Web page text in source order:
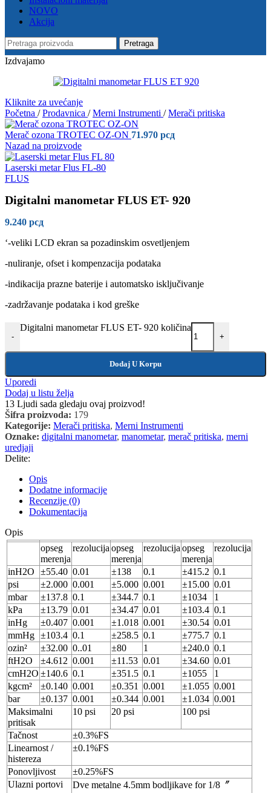
NOVO
Akcija
Pretraga
Izdvajamo
Kliknite za uvećanje
Početna / Prodavnica / Merni Instrumenti / Merači pritiska
Merač ozona TROTEC OZ-ON 71.970 рсд
Nazad na proizvode
Laserski metar Flus FL-80
FLUS
Digitalni manometar FLUS ET- 920
9.240 рсд
‘-veliki LCD ekran sa pozadinskim osvetljenjem
-nuliranje, ofset i kompenzacija podataka
-indikacija prazne baterije i automatsko isključivanje
-zadržavanje podataka i kod greške
-
Digitalni manometar FLUS ET- 920 količina
+
Dodaj U Korpu
Uporedi
Dodaj u listu želja
13 Ljudi sada gledaju ovaj proizvod!
Šifra proizvoda: 179
Kategorije: Merači pritiska, Merni Instrumenti
Oznake: digitalni manometar, manometar, merač pritiska, merni
uredjaji
Delite:
Opis
Dodatne informacije
Recenzije (0)
Dokumentacija
Opis
opseg
merenja
rezolucija opseg
merenja
rezolucija opseg
merenja
rezolucija
inH2O ±55.40 0.01 ±138 0.1 ±415.2 0.1
psi
±2.000 0.001 ±5.000 0.001 ±15.00 0.01
mbar
±137.8 0.1 ±344.7 0.1 ±1034
1
kPa
±13.79 0.01 ±34.47 0.01 ±103.4 0.1
inHg
±0.407 0.001 ±1.018 0.001 ±30.54 0.01
mmHg ±103.4 0.1 ±258.5 0.1 ±775.7 0.1
ozin²
±32.00 0..01 ±80 1 ±240.0 0.1
ftH2O
±4.612 0.001 ±11.53 0.01 ±34.60 0.01
cmH2O ±140.6 0.1 ±351.5 0.1 ±1055
1
kgcm²
±0.140 0.001 ±0.351 0.001 ±1.055 0.001
bar
±0.137 0.001 ±0.344 0.001 ±1.034 0.001
Maksimalni
pritisak
10 psi 20 psi 100 psi
Tačnost
±0.3%FS
Linearnost /
histereza
±0.1%FS
Ponovljivost
±0.25%FS
Ulazni portovi
Dve metalne 4.5mm bodljikave for 1/8〞